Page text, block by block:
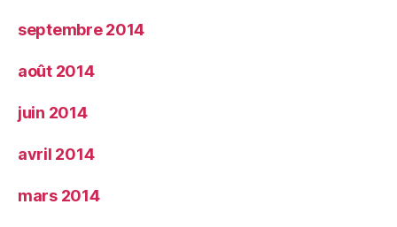
septembre 2014
août 2014
juin 2014
avril 2014
mars 2014